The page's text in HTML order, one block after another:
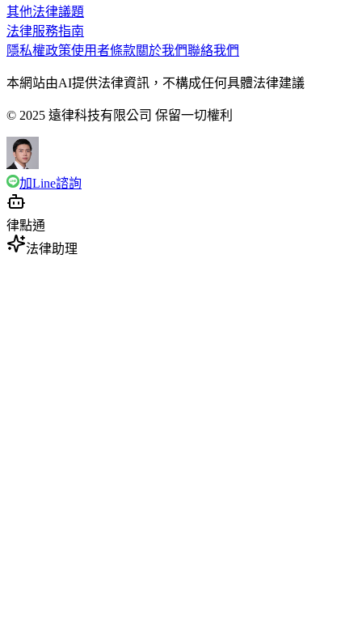
其他法律議題
法律服務指南
隱私權政策使用者條款關於我們聯絡我們
本網站由AI提供法律資訊，不構成任何具體法律建議
© 2025 遠律科技有限公司 保留一切權利
加Line諮詢
律點通
法律助理